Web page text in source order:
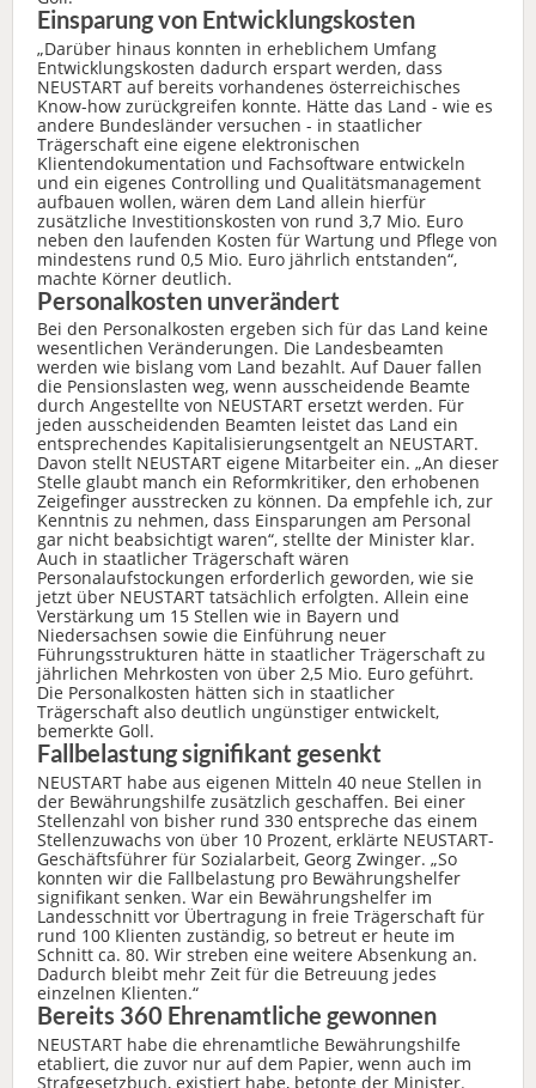
Einsparung von Entwicklungskosten
„Darüber hinaus konnten in erheblichem Umfang
Entwicklungskosten dadurch erspart werden, dass
NEUSTART auf bereits vorhandenes österreichisches
Know-how zurückgreifen konnte. Hätte das Land - wie es
andere Bundesländer versuchen - in staatlicher
Trägerschaft eine eigene elektronischen
Klientendokumentation und Fachsoftware entwickeln
und ein eigenes Controlling und Qualitätsmanagement
aufbauen wollen, wären dem Land allein hierfür
zusätzliche Investitionskosten von rund 3,7 Mio. Euro
neben den laufenden Kosten für Wartung und Pflege von
mindestens rund 0,5 Mio. Euro jährlich entstanden“,
machte Körner deutlich.
Personalkosten unverändert
Bei den Personalkosten ergeben sich für das Land keine
wesentlichen Veränderungen. Die Landesbeamten
werden wie bislang vom Land bezahlt. Auf Dauer fallen
die Pensionslasten weg, wenn ausscheidende Beamte
durch Angestellte von NEUSTART ersetzt werden. Für
jeden ausscheidenden Beamten leistet das Land ein
entsprechendes Kapitalisierungsentgelt an NEUSTART.
Davon stellt NEUSTART eigene Mitarbeiter ein. „An dieser
Stelle glaubt manch ein Reformkritiker, den erhobenen
Zeigefinger ausstrecken zu können. Da empfehle ich, zur
Kenntnis zu nehmen, dass Einsparungen am Personal
gar nicht beabsichtigt waren“, stellte der Minister klar.
Auch in staatlicher Trägerschaft wären
Personalaufstockungen erforderlich geworden, wie sie
jetzt über NEUSTART tatsächlich erfolgten. Allein eine
Verstärkung um 15 Stellen wie in Bayern und
Niedersachsen sowie die Einführung neuer
Führungsstrukturen hätte in staatlicher Trägerschaft zu
jährlichen Mehrkosten von über 2,5 Mio. Euro geführt.
Die Personalkosten hätten sich in staatlicher
Trägerschaft also deutlich ungünstiger entwickelt,
bemerkte Goll.
Fallbelastung signifikant gesenkt
NEUSTART habe aus eigenen Mitteln 40 neue Stellen in
der Bewährungshilfe zusätzlich geschaffen. Bei einer
Stellenzahl von bisher rund 330 entspreche das einem
Stellenzuwachs von über 10 Prozent, erklärte NEUSTART-
Geschäftsführer für Sozialarbeit, Georg Zwinger. „So
konnten wir die Fallbelastung pro Bewährungshelfer
signifikant senken. War ein Bewährungshelfer im
Landesschnitt vor Übertragung in freie Trägerschaft für
rund 100 Klienten zuständig, so betreut er heute im
Schnitt ca. 80. Wir streben eine weitere Absenkung an.
Dadurch bleibt mehr Zeit für die Betreuung jedes
einzelnen Klienten.“
Bereits 360 Ehrenamtliche gewonnen
NEUSTART habe die ehrenamtliche Bewährungshilfe
etabliert, die zuvor nur auf dem Papier, wenn auch im
Strafgesetzbuch, existiert habe, betonte der Minister.